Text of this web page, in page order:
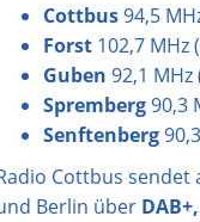
Cottbus94,5
Forst 102,7 MHz
Guben 92,1 MHz
Spremberg90,3
Senftenberg
Cottbus
Berlin über